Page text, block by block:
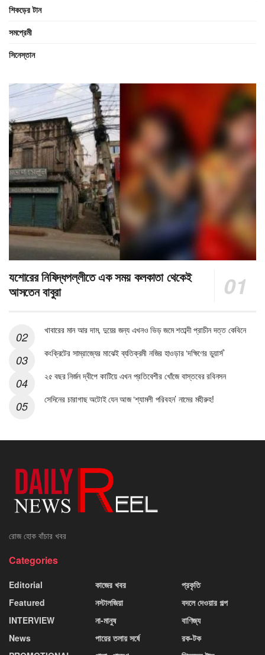
শিকড়ের টান
সমপ্রেমী
সিনেস্তান
যশোরের নিষিদ্ধপল্লীতে এক সময় কলকাতা থেকেই
আসতেন বাবুরা
খাবারের মান আর দাম, দুয়ের জন্য এখনও ভিড় জমে শতাব্দী প্রাচীন দত্ত কেবিনে
কংক্রিটের সাম্রাজ্যের মাঝেই ব্যতিক্রমী নজির হাওড়ার ‘দক্ষিণের ডুয়ার্স’
২৫ বছর নির্জন দ্বীপে কাটিয়ে এখন প্রতিবেশীর খোঁজে বাস্তবের রবিনসন
সেদিনের চারাগাছ অটোই যেন আজ ‘শ্যামলী পরিবহন’ নামের মহীরুহ!
রোজ হোক বাঁচার খবর
Categories
Editorial
Featured
INTERVIEW
News
কাজের খবর
নস্টালজিয়া
না-মানুষ
পায়ের তলায় সর্ষে
প্রকৃতি
বদলে দেওয়ার গল্প
বাণিজ্য
রক-টক